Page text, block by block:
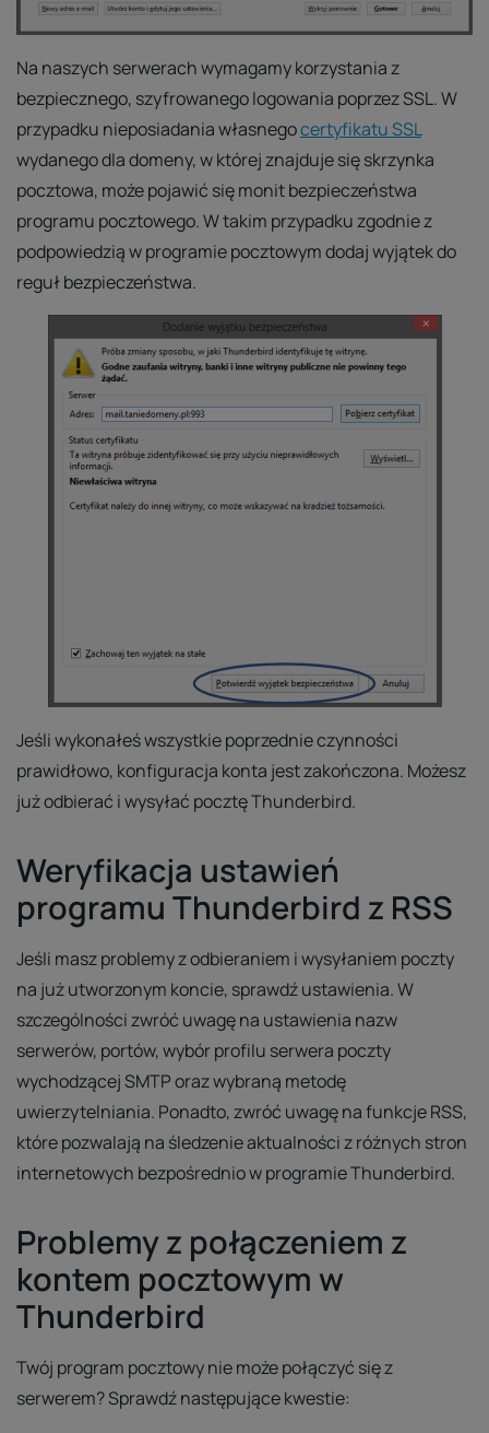
Na naszych serwerach wymagamy korzystania z
bezpiecznego, szyfrowanego logowania poprzez SSL. W
przypadku nieposiadania własnegocertyfikatu SSL
wydanego dla domeny, w której znajduje się skrzynka
pocztowa, może pojawić się monit bezpieczeństwa
programu pocztowego. W takim przypadku zgodnie z
podpowiedzią w programie pocztowym dodaj wyjątek do
reguł bezpieczeństwa.
Jeśli wykonałeś wszystkie poprzednie czynności
prawidłowo, konfiguracja konta jest zakończona. Możesz
już odbierać i wysyłać pocztę Thunderbird.
Weryfikacja ustawień
programu Thunderbird z RSS
Jeśli masz problemy z odbieraniem i wysyłaniem poczty
na już utworzonym koncie, sprawdź ustawienia. W
szczególności zwróć uwagę na ustawienia nazw
serwerów, portów, wybór profilu serwera poczty
wychodzącej SMTP oraz wybraną metodę
uwierzytelniania. Ponadto, zwróć uwagę na funkcje RSS,
które pozwalają na śledzenie aktualności z różnych stron
internetowych bezpośrednio w programie Thunderbird.
Problemy z połączeniem z
kontem pocztowym w
Thunderbird
Twój program pocztowy nie może połączyć się z
serwerem? Sprawdź następujące kwestie: